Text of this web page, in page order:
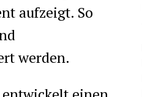
aufzeigt. So
werden.